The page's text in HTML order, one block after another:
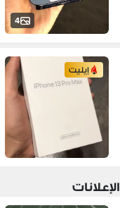
4
إيليت
الإعلانات